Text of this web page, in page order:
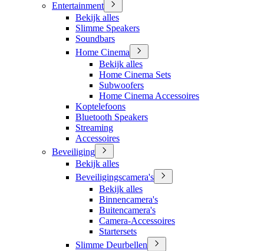
Entertainment
Bekijk alles
Slimme Speakers
Soundbars
Home Cinema
Bekijk alles
Home Cinema Sets
Subwoofers
Home Cinema Accessoires
Koptelefoons
Bluetooth Speakers
Streaming
Accessoires
Beveiliging
Bekijk alles
Beveiligingscamera's
Bekijk alles
Binnencamera's
Buitencamera's
Camera-Accessoires
Startersets
Slimme Deurbellen